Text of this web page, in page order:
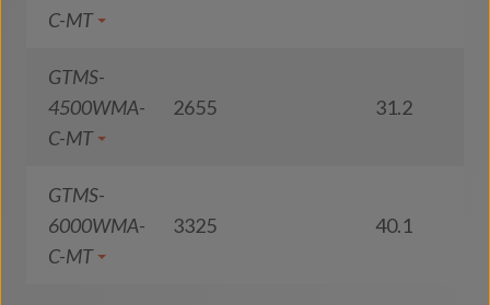
C-MT
GTMS-
4500WMA-
C-MT
2655 31.2
GTMS-
6000WMA-
C-MT
3325 40.1